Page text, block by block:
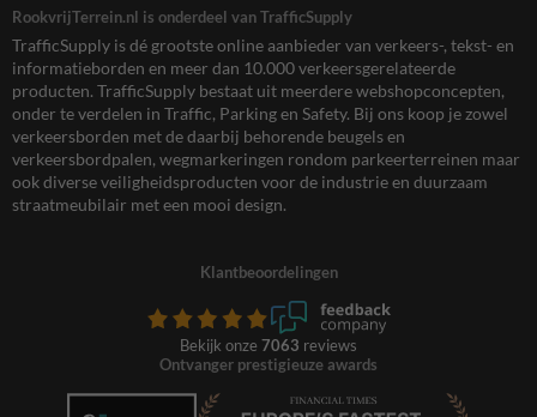
RookvrijTerrein.nl is onderdeel van TrafficSupply
TrafficSupply is dé grootste online aanbieder van verkeers-, tekst- en
informatieborden en meer dan 10.000 verkeersgerelateerde
producten. TrafficSupply bestaat uit meerdere webshopconcepten,
onder te verdelen in Traffic, Parking en Safety. Bij ons koop je zowel
verkeersborden met de daarbij behorende beugels en
verkeersbordpalen, wegmarkeringen rondom parkeerterreinen maar
ook diverse veiligheidsproducten voor de industrie en duurzaam
straatmeubilair met een mooi design.
Klantbeoordelingen
Bekijk onze 7063 reviews
Ontvanger prestigieuze awards